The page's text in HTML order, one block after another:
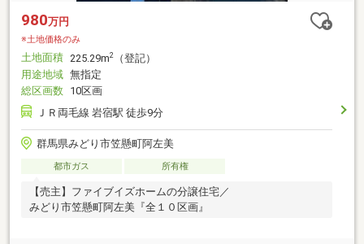
980万円
※土地価格のみ
土地面積 225.29m2
（登記）
用途地域 無指定
総区画数 10区画
ＪＲ両毛線 岩宿駅 徒歩9分
群馬県みどり市笠懸町阿左美
都市ガス 所有権
【売主】ファイブイズホームの分譲住宅／
みどり市笠懸町阿左美『全１０区画』